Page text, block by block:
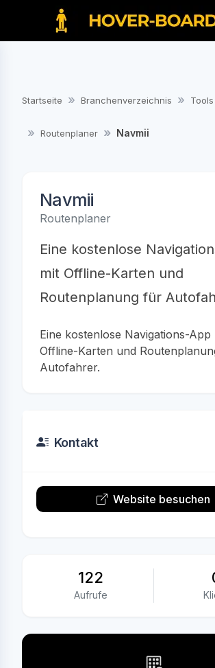
Startseite Branchenverzeichnis Tools
Routenplaner Navmii
Navmii
Routenplaner
Eine kostenlose
mit Offline-Karten und
Routenplanung für
Eine kostenlose Navigations-App
Offline-Karten und
Autofahrer.
Kontakt
Website besuchen
122
Aufrufe